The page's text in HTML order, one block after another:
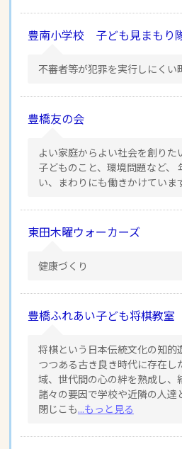
豊南小学校 子ども見まもり
不審者等が犯罪を実行しにくい
豊橋友の会
よい家庭からよい社会を創りた
子どものこと、環境問題など、
い、まわりにも働きかけていま
東田木曜ウォーカーズ
健康づくり
豊橋ふれあい子ども将棋教室
将棋という日本伝統文化の知的
つつある古き良き時代に存在し
域、世代間の心の絆を熟成し、
諸々の要因で学校や近隣の人達
閉じこも...もっと見る